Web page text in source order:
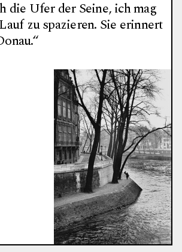
die Ufer der Seine, ich mag
zu spazieren. Sie erinnert